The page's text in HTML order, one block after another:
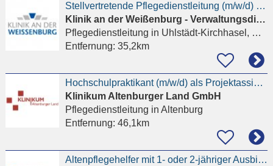
Stellvertretende Pflegedienstleitung (m/w/d) – Schwerpunkt Rehabilitation
Klinik an der Weißenburg - Verwaltungsdirektion
Pflegedienstleitung in Uhlstädt-Kirchhasel, Weißen
Entfernung: 35,2km
Hochschulpraktikant (m/w/d) als Projektassistenz der Pflegedienstleitung
Klinikum Altenburger Land GmbH
Pflegedienstleitung in Altenburg
Entfernung: 46,1km
Altenpflegehelfer mit 1- oder 2-jähriger Ausbildung (m/w/d)